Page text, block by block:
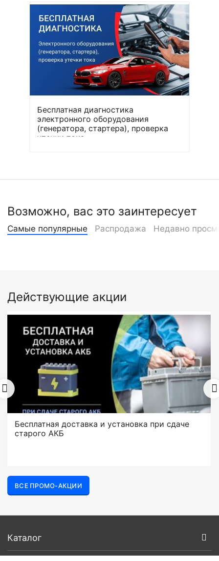
Бесплатная диагностика
электронного оборудования
(генератора, стартера), проверка
утечки тока
Возможно, вас это заинтересует
Самые популярные Распродажа Недавно
Действующие акции
Бесплатная доставка и установка при сдаче
старого АКБ
ВСЕ ПРОМО-АКЦИИ
Каталог